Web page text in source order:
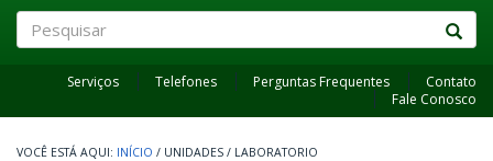
Serviços Telefones Perguntas Frequentes
Contato
Fale Conosco
INÍCIO / UNIDADES / LABORATORIO